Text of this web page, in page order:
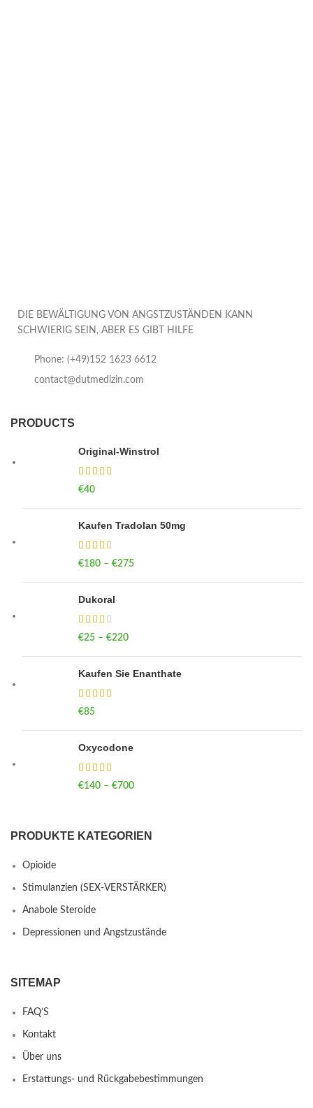
DIE BEWÄLTIGUNG VON ANGSTZUSTÄNDEN KANN
SCHWIERIG SEIN, ABER ES GIBT HILFE
Phone: (+49)152 1623 6612
contact@dutmedizin.com
PRODUCTS
Original-Winstrol
€40
Kaufen Tradolan 50mg
€180 – €275
Dukoral
€25 – €220
Kaufen Sie Enanthate
€85
Oxycodone
€140 – €700
PRODUKTE KATEGORIEN
Opioide
Stimulanzien (SEX-VERSTÄRKER)
Anabole Steroide
Depressionen und Angstzustände
SITEMAP
FAQ’S
Kontakt
Über uns
Erstattungs- und Rückgabebestimmungen